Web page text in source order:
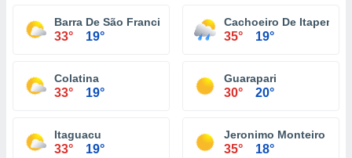
Barra De São Francisco
33° 19°
Cachoeiro De
35° 19°
Colatina
33° 19°
Guarapari
30° 20°
Itaguacu
33° 19°
Jeronimo Monteiro
35° 18°